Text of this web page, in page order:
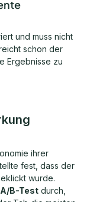
und muss nicht
schon der
Ergebnisse zu
ihrer
fest, dass der
wurde.
A/B-Test durch,